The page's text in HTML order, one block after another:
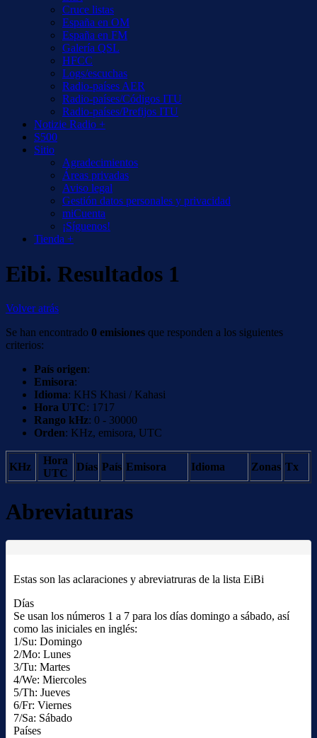
Cruce listas
España en OM
España en FM
Galería QSL
HFCC
Logs/escuchas
Radio-países AER
Radio-países/Códigos ITU
Radio-países/Prefijos ITU
Notizie Radio +
S500
Sitio
Agradecimientos
Áreas privadas
Aviso legal
Gestión datos personales y privacidad
miCuenta
¡Síguenos!
Tienda +
Eibi. Resultados 1
Volver atrás
Se han encontrado 0 emisiones que responden a los siguientes
criterios:
País origen:
Emisora:
Idioma: KHS Khasi / Kahasi
Hora UTC: 1717
Rango kHz: 0 - 30000
Orden: KHz, emisora, UTC
KHz
Hora
UTC
Días País Emisora Idioma Zonas Tx
Abreviaturas
Estas son las aclaraciones y abreviatruras de la lista EiBi
Días
Se usan los números 1 a 7 para los días domingo a sábado, así
como las iniciales en inglés:
1/Su: Domingo
2/Mo: Lunes
3/Tu: Martes
4/We: Miercoles
5/Th: Jueves
6/Fr: Viernes
7/Sa: Sábado
Países